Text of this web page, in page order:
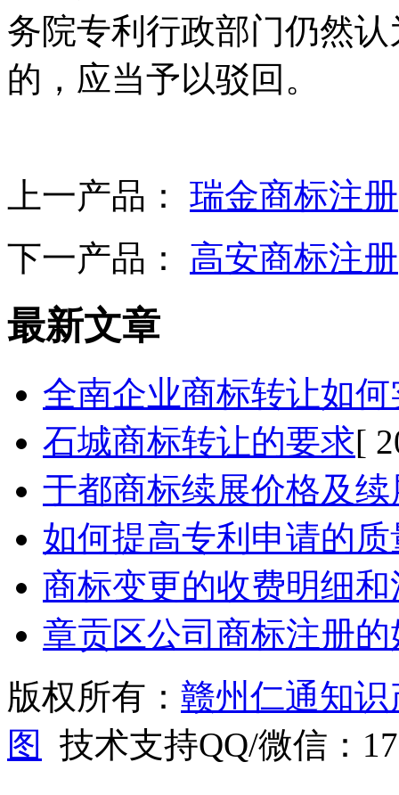
务院专利行政部门仍然
的，应当予以驳回。
上一产品： 瑞金商标注册
下一产品： 高安商标注册
最新文章
全南企业商标转让如
石城商标转让的要求[
于都商标续展价格及
如何提高专利申请的
商标变更的收费明细
章贡区公司商标注册的
版权所有： 赣州仁通知
图
技术支持QQ/微信：